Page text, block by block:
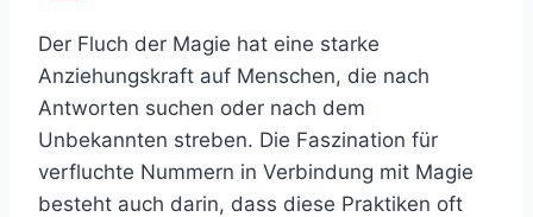
Der Fluch der Magie hat eine starke
Anziehungskraft auf Menschen, die nach
Antworten suchen oder nach dem
Unbekannten streben. Die Faszination für
verfluchte Nummern in Verbindung mit Magie
besteht auch darin, dass diese Praktiken oft